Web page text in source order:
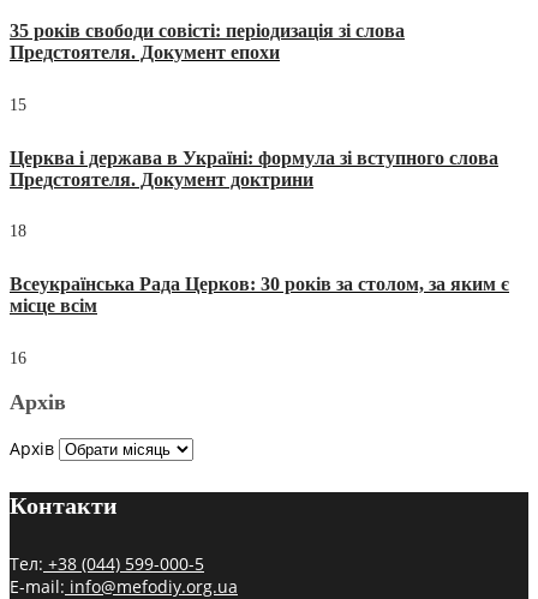
35 років свободи совісті: періодизація зі слова
Предстоятеля. Документ епохи
15
Церква і держава в Україні: формула зі вступного слова
Предстоятеля. Документ доктрини
18
Всеукраїнська Рада Церков: 30 років за столом, за яким є
місце всім
16
Архів
Архів
Контакти
Тел: +38 (044) 599-000-5
E-mail: info@mefodiy.org.ua